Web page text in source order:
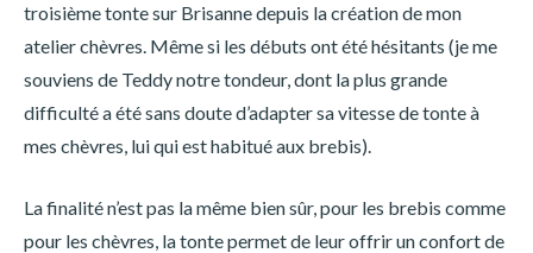
troisième tonte sur Brisanne depuis la création de mon
atelier chèvres. Même si les débuts ont été hésitants (je me
souviens de Teddy notre tondeur, dont la plus grande
difficulté a été sans doute d’adapter sa vitesse de tonte à
mes chèvres, lui qui est habitué aux brebis).
La finalité n’est pas la même bien sûr, pour les brebis comme
pour les chèvres, la tonte permet de leur offrir un confort de